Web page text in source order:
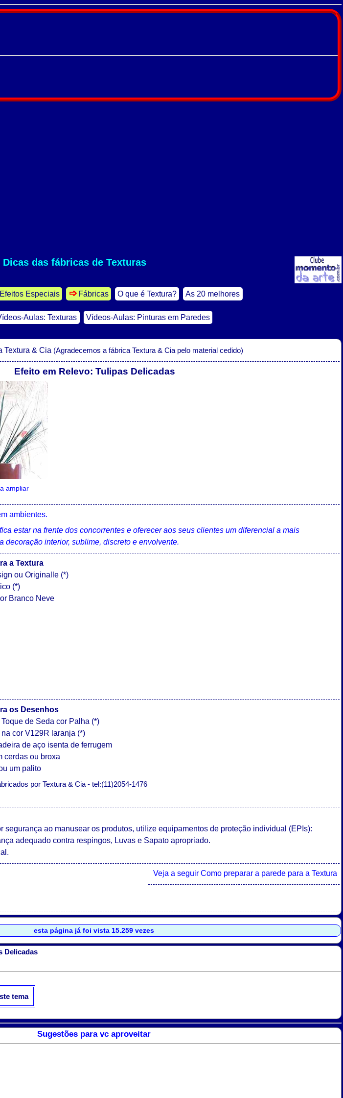
das fábricas de Texturas
Efeitos Especiais Fábricas O que é Textura? As 20 melhores
Aulas: Texturas Vídeos-Aulas: Pinturas em Paredes
Textura & Cia (Agradecemos a fábrica Textura & Cia pelo material cedido)
Efeito em Relevo: Tulipas Delicadas
ampliar
ambientes.
estar na frente dos concorrentes e oferecer aos seus clientes um diferencial a mais
decoração interior, sublime, discreto e envolvente.
a Textura
ou Originalle (*)
(*)
Branco Neve
os Desenhos
de Seda cor Palha (*)
cor V129R laranja (*)
de aço isenta de ferrugem
cerdas ou broxa
um palito
por Textura & Cia - tel:(11)2054-1476
segurança ao manusear os produtos, utilize equipamentos de proteção individual (EPIs):
adequado contra respingos, Luvas e Sapato apropriado.
Veja a seguir Como preparar a parede para a Textura
esta página já foi vista 15.259 vezes
Delicadas
tema
Sugestões para vc aproveitar